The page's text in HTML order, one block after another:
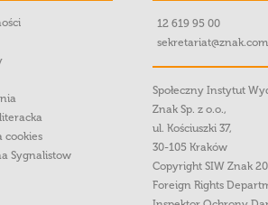
cookies
Sygnalistow
12 619 95 00
Społeczny Instytut
Znak Sp. z o.o.,
ul. Kościuszki 37,
30-105 Kraków
Copyright SIW Znak
Foreign Rights